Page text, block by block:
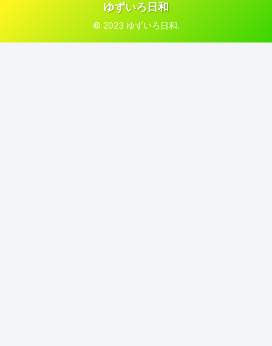
ゆずいろ日和
© 2023 ゆずいろ日和.